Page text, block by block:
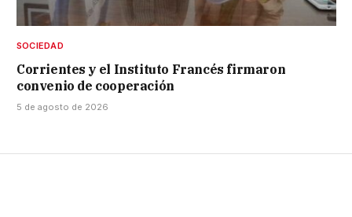
SOCIEDAD
Corrientes y el Instituto Francés firmaron
convenio de cooperación
5 de agosto de 2026